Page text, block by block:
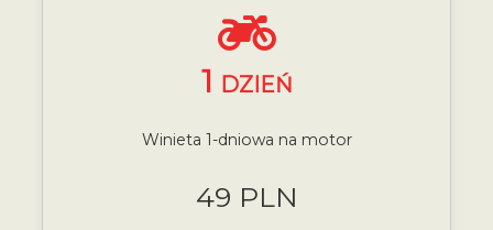
1 DZIEŃ
Winieta 1-dniowa na motor
49 PLN